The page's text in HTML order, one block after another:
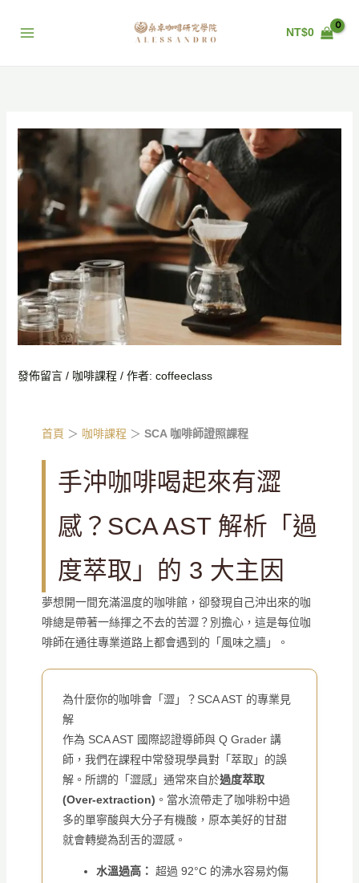
NT$0
發佈留言 / 咖啡課程 / 作者: coffeeclass
首頁 ＞ 咖啡課程 ＞ SCA 咖啡師證照課程
手沖咖啡喝起來有澀
感？SCA AST 解析「過
度萃取」的 3 大主因
夢想開一間充滿溫度的咖啡館，卻發現自己沖出來的咖
啡總是帶著一絲揮之不去的苦澀？別擔心，這是每位咖
啡師在通往專業道路上都會遇到的「風味之牆」。
為什麼你的咖啡會「澀」？SCA AST 的專業見
解
作為 SCA AST 國際認證導師與 Q Grader 講
師，我們在課程中常發現學員對「萃取」的誤
解。所謂的「澀感」通常來自於過度萃取
(Over-extraction) 。當水流帶走了咖啡粉中過
多的單寧酸與大分子有機酸，原本美好的甘甜
就會轉變為刮舌的澀感。
水溫過高： 超過 92°C 的沸水容易灼傷